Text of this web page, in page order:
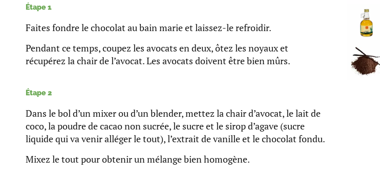
Étape 1
Faites fondre le chocolat au bain marie et laissez-le refroidir.
Pendant ce temps, coupez les avocats en deux, ôtez les noyaux et
récupérez la chair de l’avocat. Les avocats doivent être bien mûrs.
Étape 2
Dans le bol d’un mixer ou d’un blender, mettez la chair d’avocat, le lait de
coco, la poudre de cacao non sucrée, le sucre et le sirop d’agave (sucre
liquide qui va venir alléger le tout), l’extrait de vanille et le chocolat fondu.
Mixez le tout pour obtenir un mélange bien homogène.